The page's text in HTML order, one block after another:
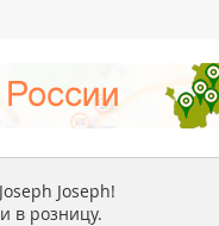
Joseph!
в розницу.